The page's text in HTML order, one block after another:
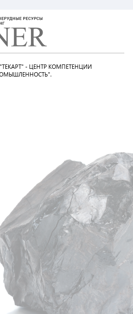
- ЦЕНТР КОМПЕТЕНЦИИ